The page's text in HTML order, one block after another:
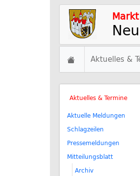
Markt
Aktuelles &
Aktuelles & Termine
Aktuelle Meldungen
Schlagzeilen
Pressemeldungen
Mitteilungsblatt
Archiv